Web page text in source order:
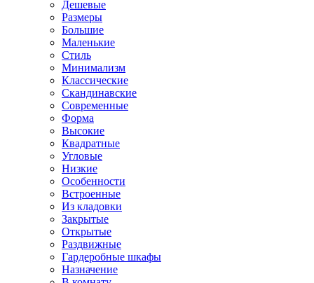
Дешевые
Размеры
Большие
Маленькие
Стиль
Минимализм
Классические
Скандинавские
Современные
Форма
Высокие
Квадратные
Угловые
Низкие
Особенности
Встроенные
Из кладовки
Закрытые
Открытые
Раздвижные
Гардеробные шкафы
Назначение